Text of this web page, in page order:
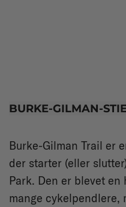
BURKE-GILMAN-
Burke-Gilman Trail er
der starter (eller
Park. Den er blevet
mange cykelpendlere,